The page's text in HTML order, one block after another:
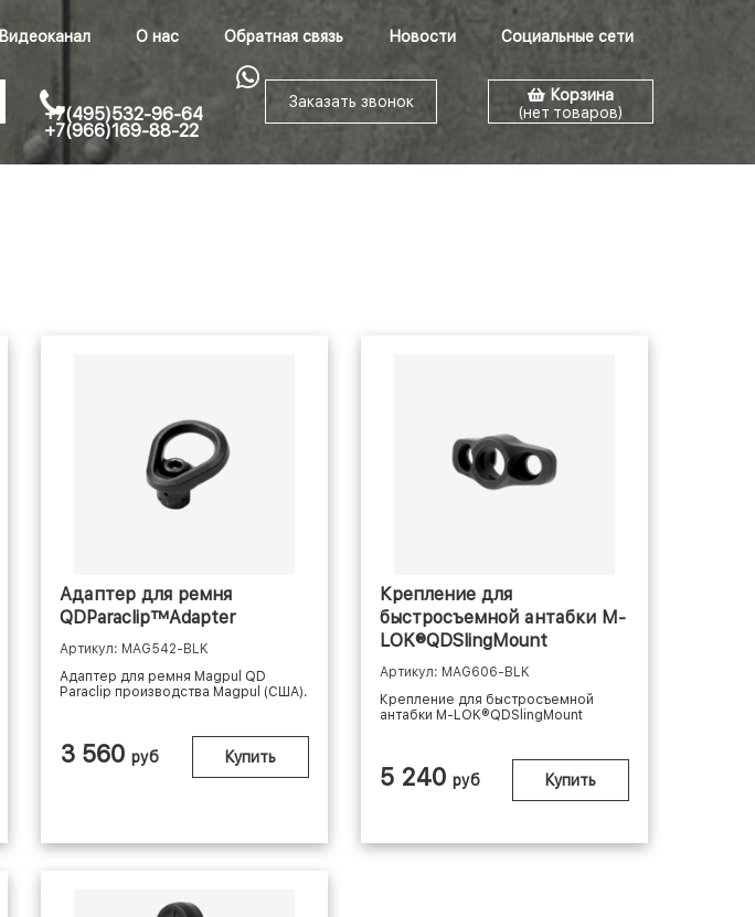
Видеоканал О нас Обратная связь Новости Социальные сети
+7(495)532-96-64
+7(966)169-88-22
Заказать звонок
Корзина
(нет товаров)
Адаптер для ремня
QDParaclip™Adapter
Артикул: MAG542-BLK
Адаптер для ремня Magpul QD
Paraclip производства Magpul (США).
3 560 руб Купить
Крепление для
быстросъемной антабки M-
LOK®QDSlingMount
Артикул: MAG606-BLK
Крепление для быстросъемной
антабки M-LOK®QDSlingMount
5 240 руб Купить